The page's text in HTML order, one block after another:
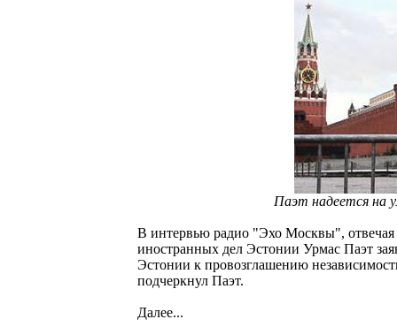
Паэт надеется на
В интервью радио "Эхо Москвы",
иностранных дел Эстонии Урмас Паэт
Эстонии к провозглашению
подчеркнул Паэт.
Далее...